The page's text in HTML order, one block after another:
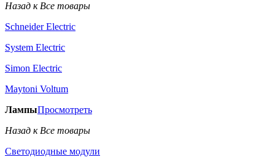
Назад к Все товары
Schneider Electric
System Electric
Simon Electric
Maytoni Voltum
ЛампыПросмотреть
Назад к Все товары
Светодиодные модули